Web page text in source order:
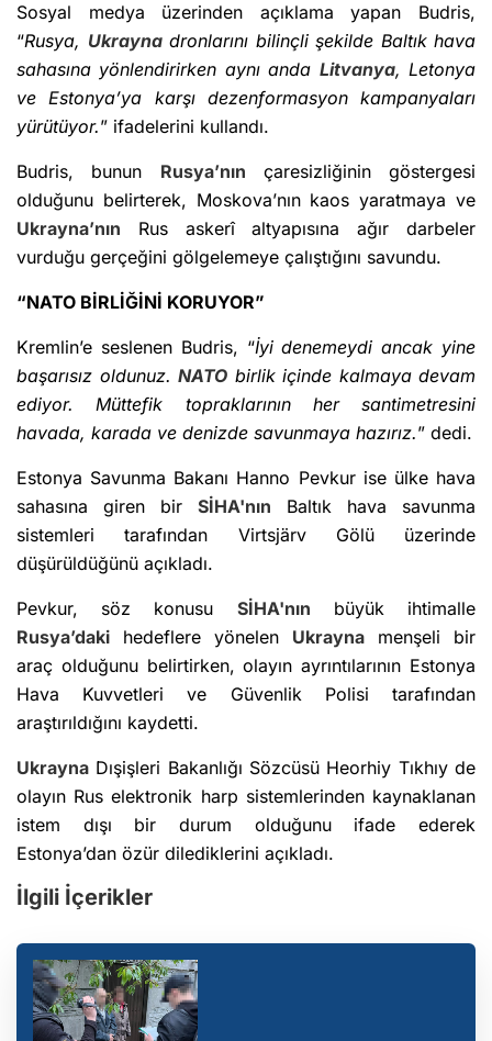
Sosyal medya üzerinden açıklama yapan Budris,
“Rusya, Ukraynadronlarını bilinçli şekilde Baltık hava
sahasına yönlendirirken aynı anda Litvanya, Letonya
ve Estonya’ya karşı dezenformasyon kampanyaları
yürütüyor.” ifadelerini kullandı.
Budris, bunun Rusya’nın çaresizliğinin göstergesi
olduğunu belirterek, Moskova’nın kaos yaratmaya ve
Ukrayna’nın Rus askerî altyapısına ağır darbeler
vurduğu gerçeğini gölgelemeye çalıştığını savundu.
“NATO BİRLİĞİNİ KORUYOR”
Kremlin’e seslenen Budris, “İyi denemeydi ancak yine
başarısız oldunuz. NATO birlik içinde kalmaya devam
ediyor. Müttefik topraklarının her santimetresini
havada, karada ve denizde savunmaya hazırız.” dedi.
Estonya Savunma Bakanı Hanno Pevkur ise ülke hava
sahasına giren bir SİHA'nın Baltık hava savunma
sistemleri tarafından Virtsjärv Gölü üzerinde
düşürüldüğünü açıkladı.
Pevkur, söz konusu SİHA'nın büyük ihtimalle
Rusya’daki hedeflere yönelen Ukrayna menşeli bir
araç olduğunu belirtirken, olayın ayrıntılarının Estonya
Hava Kuvvetleri ve Güvenlik Polisi tarafından
araştırıldığını kaydetti.
Ukrayna Dışişleri Bakanlığı Sözcüsü Heorhiy Tıkhıy de
olayın Rus elektronik harp sistemlerinden kaynaklanan
istem dışı bir durum olduğunu ifade ederek
Estonya’dan özür dilediklerini açıkladı.
İlgili İçerikler